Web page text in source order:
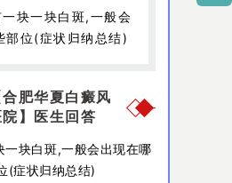
肥华夏白癜风
院】医生回答